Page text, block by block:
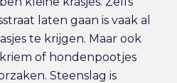
laten gaan is vaak al
te krijgen. Maar ook
of hondenpootjes
Steenslag is